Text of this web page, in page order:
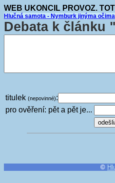
WEB UKONCIL PROVOZ.
Hlučná samota - Nymburk jinýma očima
Debata k článku "
titulek (nepovinné):
pro ověření: pět a pět je...
©